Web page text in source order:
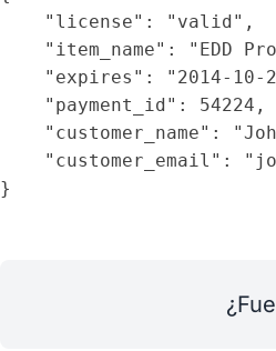
	"customer_email": "